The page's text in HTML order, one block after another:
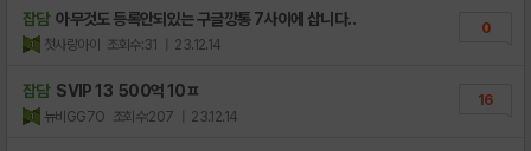
잡담 아무것도 등록안되있는 구글깡통 7사이에 삽니다..
첫사랑아이 조회수:31 | 23.12.14
0
잡담 SVIP 13 500억 10ㅍ
뉴비GG7O 조회수:207 | 23.12.14
16